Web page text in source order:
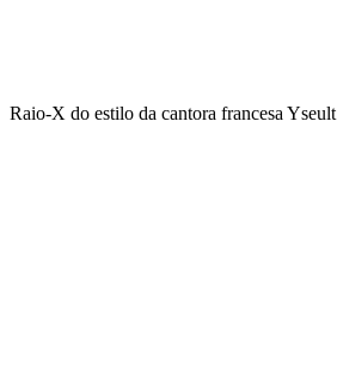
Raio-X do estilo da cantora francesa Yseult